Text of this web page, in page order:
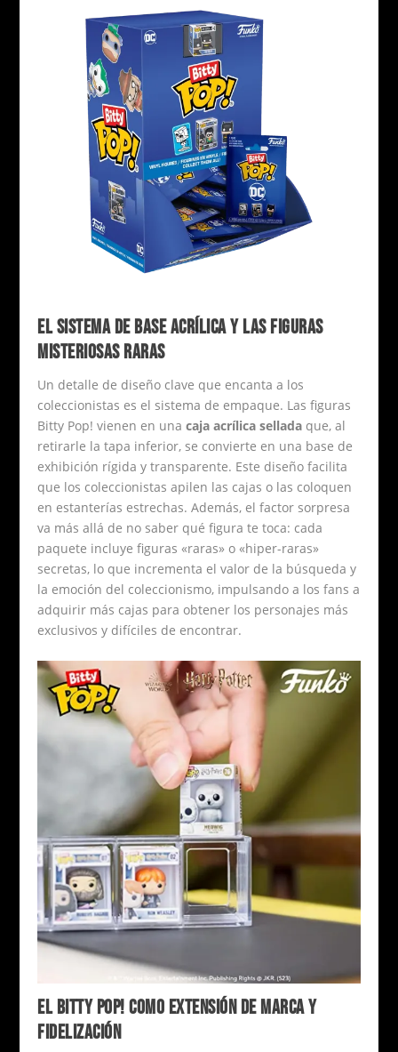
EL SISTEMA DE BASE ACRÍLICA Y LAS FIGURAS
MISTERIOSAS RARAS
Un detalle de diseño clave que encanta a los
coleccionistas es el sistema de empaque. Las figuras
Bitty Pop! vienen en unacaja acrílica sellada que, al
retirarle la tapa inferior, se convierte en una base de
exhibición rígida y transparente. Este diseño facilita
que los coleccionistas apilen las cajas o las coloquen
en estanterías estrechas. Además, el factor sorpresa
va más allá de no saber qué figura te toca: cada
paquete incluye figuras «raras» o «hiper-raras»
secretas, lo que incrementa el valor de la búsqueda y
la emoción del coleccionismo, impulsando a los fans a
adquirir más cajas para obtener los personajes más
exclusivos y difíciles de encontrar.
EL BITTY POP! COMO EXTENSIÓN DE MARCA Y
FIDELIZACIÓN